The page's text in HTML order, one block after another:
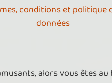
conditions et politique
données
alors vous êtes